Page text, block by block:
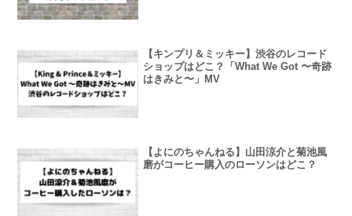
【キンプリ＆ミッキー】渋谷のレコード
ショップはどこ？「What We Got 〜奇跡
はきみと〜」MV
【よにのちゃんねる】山田涼介と菊池風
磨がコーヒー購入のローソンはどこ？